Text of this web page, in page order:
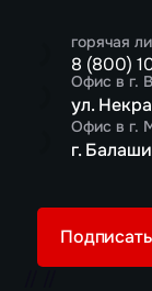
горячая
8 (800)
Офис в г.
ул.
Офис в г.
г.